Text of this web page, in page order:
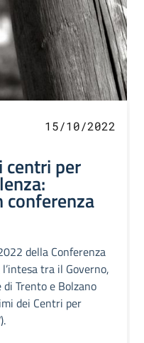
15/10/2022
centri per
conferenza
della Conferenza
tra il Governo,
Trento e Bolzano
dei Centri per